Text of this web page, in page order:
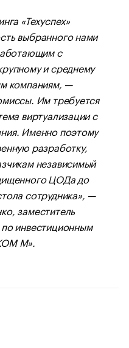
«Техуспех»
выбранного нами
с
и среднему
компаниям, —
Им требуется
виртуализации с
Именно поэтому
разработку,
независимый
ЦОДа до
сотрудника», —
заместитель
инвестиционным
М».